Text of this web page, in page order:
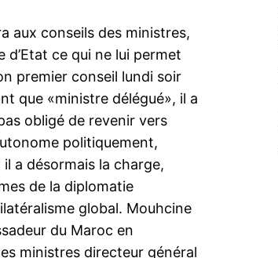
attendu en Azerbaïdjan
la diplomatie marocaine, Nasser
rendra lundi 5 mars en
pour une visite officielle. Il y
plusieurs rencontres de haut
les responsables
à leur tête son homologue
Le lendemain, le
Bourita est attendu à
à…
2018
Saâd Eddine El
délégation
antérieurement,
bien informées
gouvernement,
représentera le
sommet
échange
aux conseils des ministres,
ce qui ne lui permet
premier conseil lundi soir
que «ministre délégué», il a
obligé de revenir vers
politiquement,
a désormais la charge,
de la diplomatie
global. Mouhcine
du Maroc en
ministres directeur général